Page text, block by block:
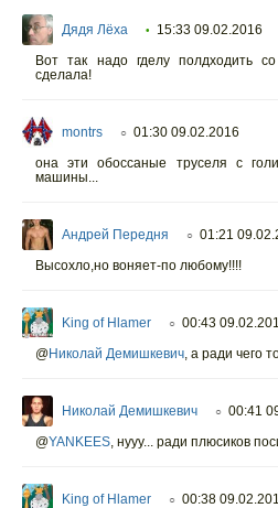
Дядя Лёха • 15:33 09.02.2016
Вот так надо гделу полдходить
сделала!
montrs ○ 01:30 09.02.2016
она эти обоссаные труселя с
машины...
Андрей Передня ○ 01:21
Высохло,но воняет-по любому!!!!
King of Hlamer ○ 00:43
@Николай Демишкевич, а ради чего
Николай Демишкевич ○ 00:41
@YANKEES, нууу... ради плюсиков
King of Hlamer ○ 00:38